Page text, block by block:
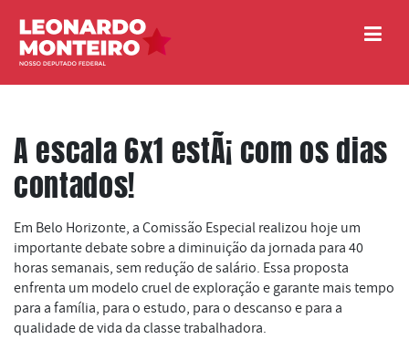
A escala 6x1 estÃ¡ com os dias
contados!
Em Belo Horizonte, a Comissão Especial realizou hoje um
importante debate sobre a diminuição da jornada para 40
horas semanais, sem redução de salário. Essa proposta
enfrenta um modelo cruel de exploração e garante mais tempo
para a família, para o estudo, para o descanso e para a
qualidade de vida da classe trabalhadora.